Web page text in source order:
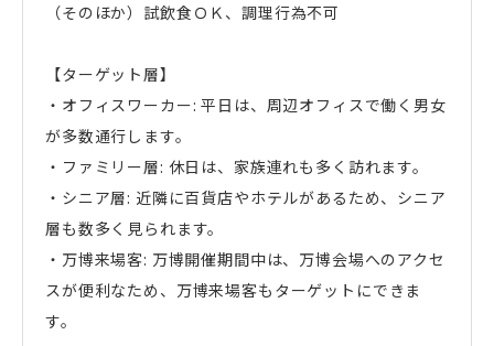
（そのほか）試飲食ＯＫ、調理行為不可
【ターゲット層】
・オフィスワーカー: 平日は、周辺オフィスで働く男女
が多数通行します。
・ファミリー層: 休日は、家族連れも多く訪れます。
・シニア層: 近隣に百貨店やホテルがあるため、シニア
層も数多く見られます。
・万博来場客: 万博開催期間中は、万博会場へのアクセ
スが便利なため、万博来場客もターゲットにできま
す。